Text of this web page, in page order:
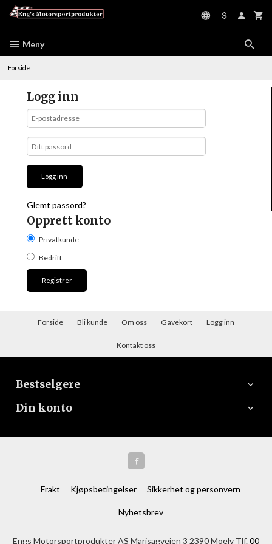
Meny
Forside
Logg inn
Glemt passord?
Opprett konto
Privatkunde
Bedrift
Forside Bli kunde Om oss Gavekort Logg inn
Kontakt oss
Bestselgere
Din konto
Frakt Kjøpsbetingelser Sikkerhet og personvern
Nyhetsbrev
Engs Motorsportprodukter AS Marisagveien 3 2390 Moelv Tlf.00